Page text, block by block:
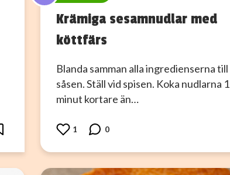
Krämiga sesamnudlar med
köttfärs
Blanda samman alla ingredienserna till
såsen. Ställ vid spisen. Koka nudlarna 1
minut kortare än…
1 0